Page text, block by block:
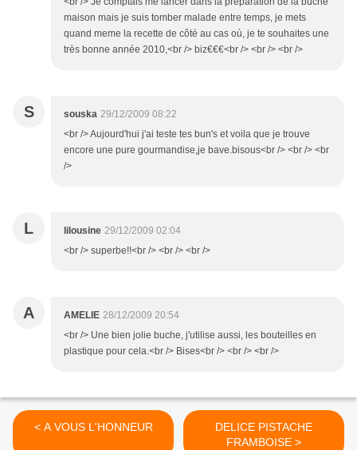
maison mais je suis tomber malade entre temps, je mets
quand meme la recette de côté au cas où, je te souhaites une
très bonne année 2010,<br /> biz€€€<br /> <br /> <br />
S souska 29/12/2009 08:22
<br /> Aujourd'hui j'ai teste tes bun's et voila que je trouve
encore une pure gourmandise,je bave.bisous<br /> <br /> <br
/>
L lilousine 29/12/2009 02:04
<br /> superbe!!<br /> <br /> <br />
A AMELIE 28/12/2009 20:54
<br /> Une bien jolie buche, j'utilise aussi, les bouteilles en
plastique pour cela.<br /> Bises<br /> <br /> <br />
< A VOUS L'HONNEUR
DELICE PISTACHE
FRAMBOISE >